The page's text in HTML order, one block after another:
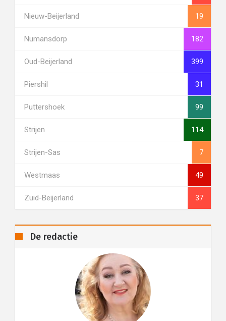
Nieuw-Beijerland 19
Numansdorp 182
Oud-Beijerland 399
Piershil 31
Puttershoek 99
Strijen 114
Strijen-Sas 7
Westmaas 49
Zuid-Beijerland 37
De redactie